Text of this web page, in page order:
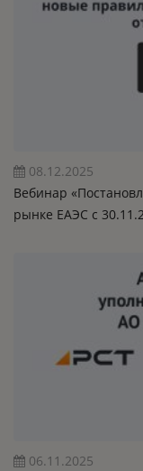
08.12.2025
Вебинар
рынке ЕАЭС с
06.11.2025